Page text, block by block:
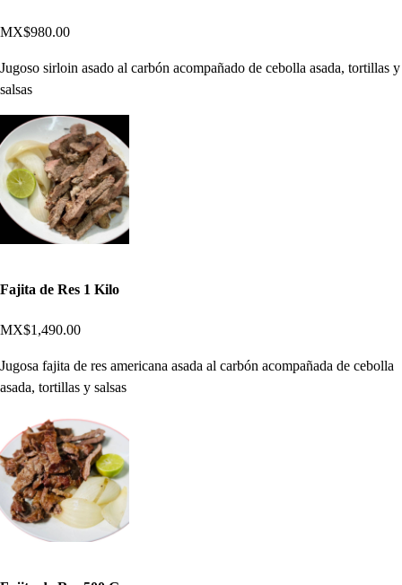
MX$980.00
Jugoso sirloin asado al carbón acompañado de cebolla asada, tortillas y
salsas
Fajita de Res 1 Kilo
MX$1,490.00
Jugosa fajita de res americana asada al carbón acompañada de cebolla
asada, tortillas y salsas